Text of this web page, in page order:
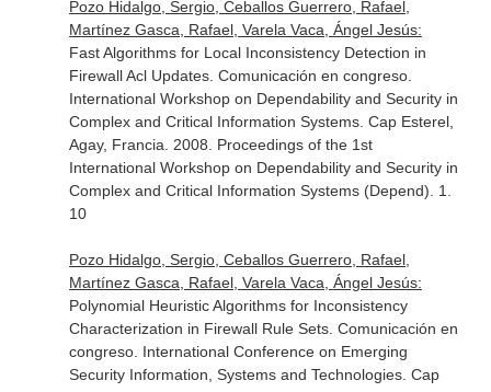
Pozo Hidalgo, Sergio, Ceballos Guerrero, Rafael,
Martínez Gasca, Rafael, Varela Vaca, Ángel Jesús:
Fast Algorithms for Local Inconsistency Detection in
Firewall Acl Updates. Comunicación en congreso.
International Workshop on Dependability and Security in
Complex and Critical Information Systems. Cap Esterel,
Agay, Francia. 2008. Proceedings of the 1st
International Workshop on Dependability and Security in
Complex and Critical Information Systems (Depend). 1.
10
Pozo Hidalgo, Sergio, Ceballos Guerrero, Rafael,
Martínez Gasca, Rafael, Varela Vaca, Ángel Jesús:
Polynomial Heuristic Algorithms for Inconsistency
Characterization in Firewall Rule Sets. Comunicación en
congreso. International Conference on Emerging
Security Information, Systems and Technologies. Cap